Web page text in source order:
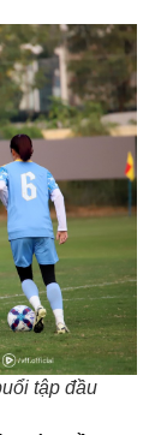
tập đầu